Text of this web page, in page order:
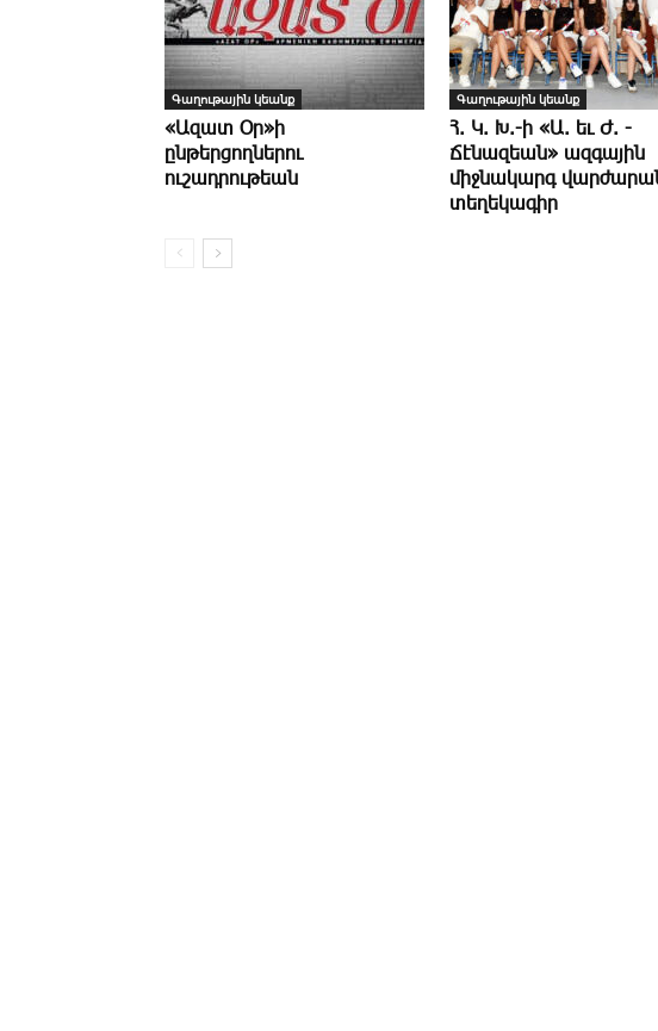
Գաղութային կեանք
«Ազատ Օր»ի
ընթերցողներու
ուշադրութեան
Գաղութային կեանք
Հ. Կ. Խ.-ի «Ա. եւ Ժ. ­
Ճէնազեան» ազգային
միջնակարգ
տեղեկագիր